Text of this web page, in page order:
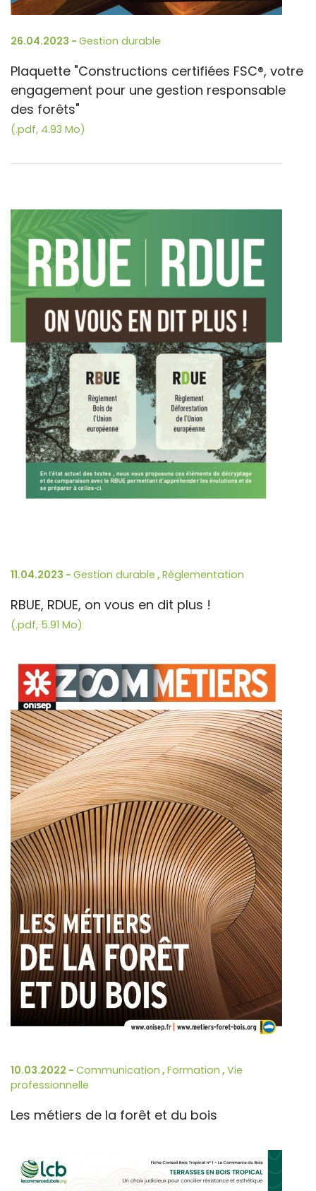
26.04.2023 - Gestion durable
Plaquette "Constructions certifiées FSC®, votre
engagement pour une gestion responsable
des forêts"
(.pdf, 4.93 Mo)
11.04.2023 - Gestion durable , Réglementation
RBUE, RDUE, on vous en dit plus !
(.pdf, 5.91 Mo)
10.03.2022 - Communication , Formation , Vie
professionnelle
Les métiers de la forêt et du bois